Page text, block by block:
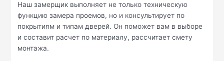
Наш замерщик выполняет не только техническую
функцию замера проемов, но и консультирует по
покрытиям и типам дверей. Он поможет вам в выборе
и составит расчет по материалу, рассчитает смету
монтажа.